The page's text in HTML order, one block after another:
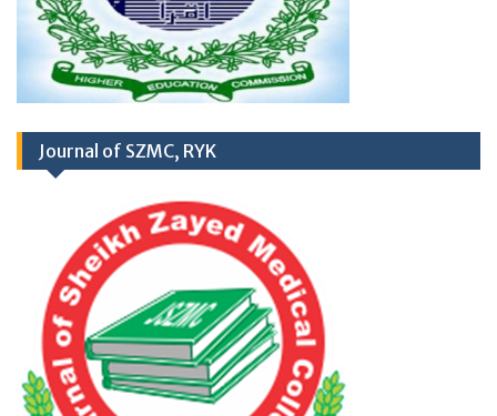
03 RDMarch 2026Career Opportunities at
Newly Cardiac Center (CARDIOLOGY UNIT-
II) Sheikh Zayed Medical College/Hospital,
R.Y. Khan
Application Form
17 September
Opportunities)
Journal of SZMC, RYK